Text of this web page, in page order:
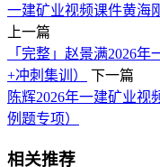
一建矿业视频课件黄海
上一篇
「完整」赵景满2026
+冲刺集训）
下一篇
陈辉2026年一建矿业
例题专项）
相关推荐